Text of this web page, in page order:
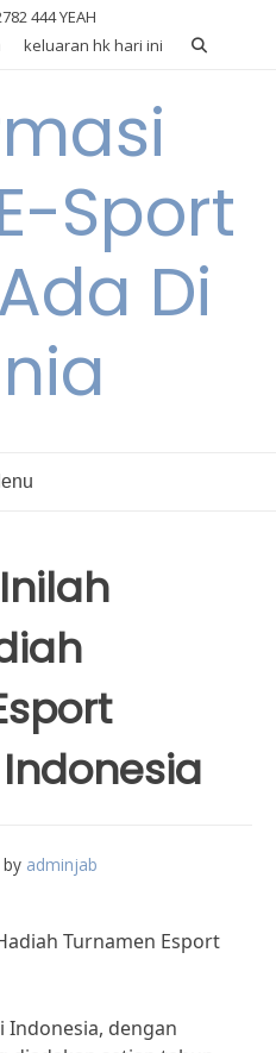
444 YEAH
keluaran hk hari ini
Sport
Di
by adminjab
Turnamen Esport
Indonesia, dengan